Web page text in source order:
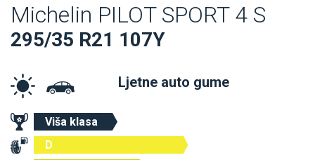
Michelin PILOT SPORT 4 S
295/35 R21 107Y
Ljetne auto gume
Viša klasa
D